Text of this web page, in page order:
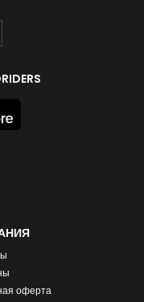
оферта